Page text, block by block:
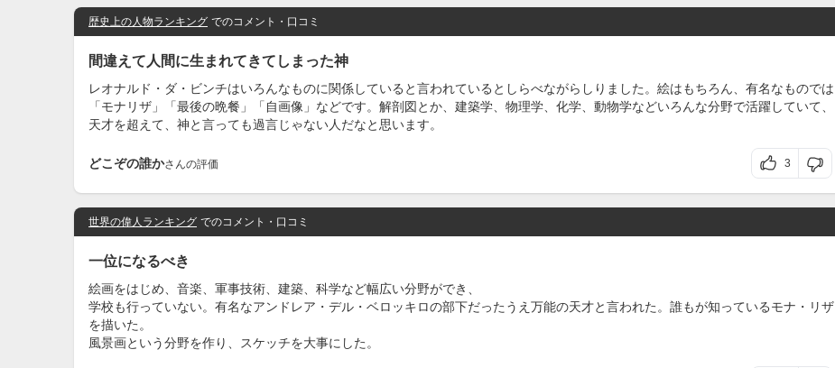
歴史上の人物ランキング でのコメント・口コミ
間違えて人間に生まれてきてしまった神
レオナルド・ダ・ビンチはいろんなものに関係していると言われているとしらべながらしりました。絵はもちろん、有名なものでは
「モナリザ」「最後の晩餐」「自画像」などです。解剖図とか、建築学、物理学、化学、動物学などいろんな分野で活躍していて、
天才を超えて、神と言っても過言じゃない人だなと思います。
どこぞの誰かさんの評価 3
世界の偉人ランキング でのコメント・口コミ
一位になるべき
絵画をはじめ、音楽、軍事技術、建築、科学など幅広い分野ができ、
学校も行っていない。有名なアンドレア・デル・ベロッキロの部下だったうえ万能の天才と言われた。誰もが知っているモナ・リザ
を描いた。
風景画という分野を作り、スケッチを大事にした。